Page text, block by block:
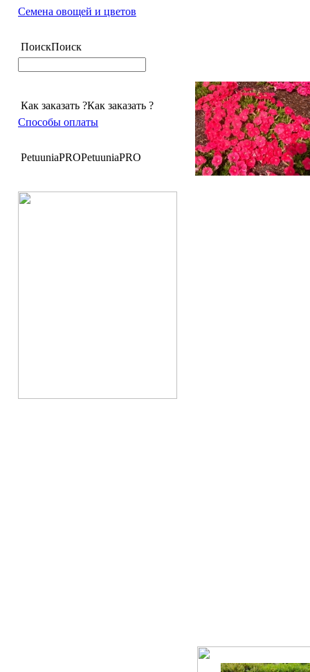
Семена овощей и цветов
ПоискПоиск
Как заказать ?Как заказать ?
Способы оплаты
PetuuniaPROPetuuniaPRO